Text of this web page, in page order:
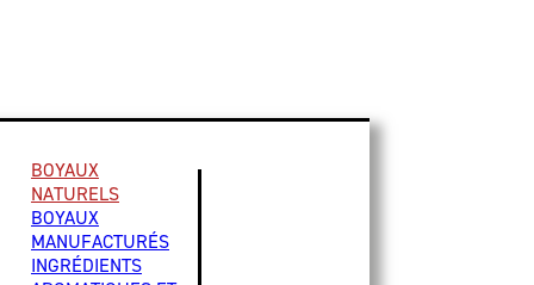
BOYAUX
NATURELS
BOYAUX
MANUFACTURÉS
INGRÉDIENTS